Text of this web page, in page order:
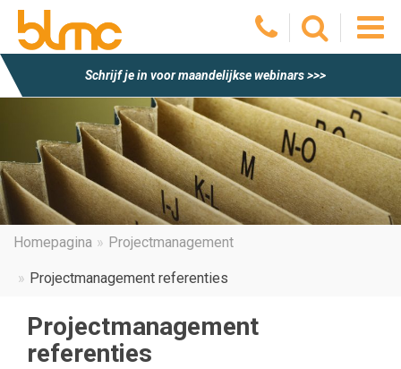
Schrijf je in voor maandelijkse webinars >>>
Homepagina Projectmanagement
Projectmanagement referenties
Projectmanagement
referenties